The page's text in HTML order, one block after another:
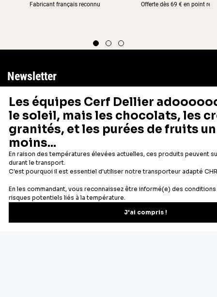
Fabricant français reconnu Offerte dès 69 € en point
Newsletter
S'inscrire
Vous pourrez vous désinscrire depuis votre espace client.